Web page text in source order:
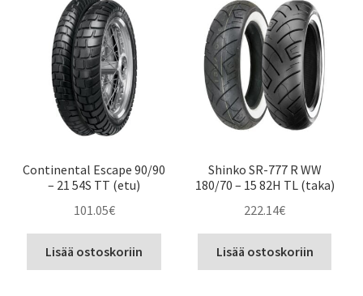
Continental Escape 90/90
– 21 54S TT (etu)
101.05€
Lisää ostoskoriin
Shinko SR-777 R WW
180/70 – 15 82H TL (taka)
222.14€
Lisää ostoskoriin